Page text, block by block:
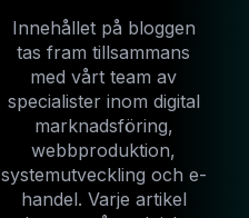
Innehållet på bloggen
tas fram tillsammans
med vårt team av
specialister inom digital
marknadsföring,
webbproduktion,
systemutveckling och e-
handel. Varje artikel